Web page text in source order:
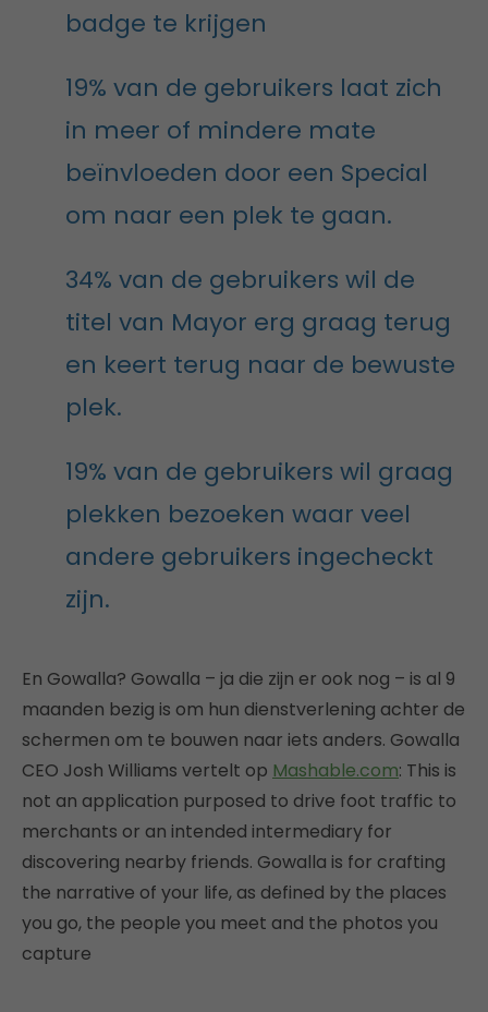
badge te krijgen
19% van de gebruikers laat zich
in meer of mindere mate
beïnvloeden door een Special
om naar een plek te gaan.
34% van de gebruikers wil de
titel van Mayor erg graag terug
en keert terug naar de bewuste
plek.
19% van de gebruikers wil graag
plekken bezoeken waar veel
andere gebruikers ingecheckt
zijn.
En Gowalla? Gowalla – ja die zijn er ook nog – is al 9
maanden bezig is om hun dienstverlening achter de
schermen om te bouwen naar iets anders. Gowalla
CEO Josh Williams vertelt op Mashable.com: This is
not an application purposed to drive foot traffic to
merchants or an intended intermediary for
discovering nearby friends. Gowalla is for crafting
the narrative of your life, as defined by the places
you go, the people you meet and the photos you
capture